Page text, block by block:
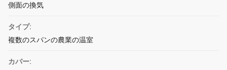
側面の換気
タイプ:
複数のスパンの農業の温室
カバー: